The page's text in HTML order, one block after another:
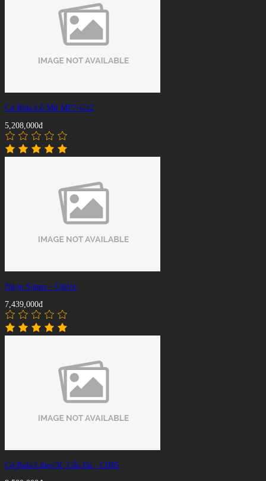
Cơ Bida Lỗ Mit MF7-G12
5,208,000đ
Ngọn Sigma - Uniloc
7,439,000đ
Cơ Bida Libre/3C Cẩn Đá - CH05